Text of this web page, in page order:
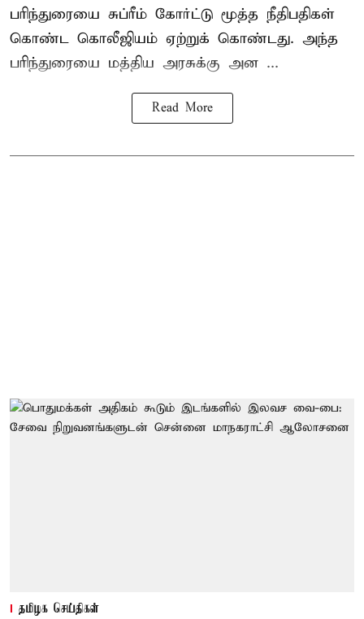
பரிந்துரையை சுப்ரீம் கோர்ட்டு மூத்த நீதிபதிகள்
கொண்ட கொலீஜியம் ஏற்றுக் கொண்டது. அந்த
பரிந்துரையை மத்திய அரசுக்கு அன ...
Read More
தமிழக செய்திகள்